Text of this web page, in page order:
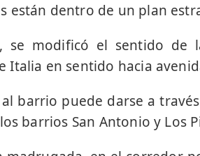
están dentro de un plan
se modificó el sentido de
Italia en sentido hacia
barrio puede darse a
barrios San Antonio y Los